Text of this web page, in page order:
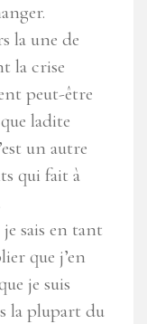
la une de
la crise
peut-être
ladite
un autre
qui fait à
sais en tant
que j’en
je suis
la plupart du